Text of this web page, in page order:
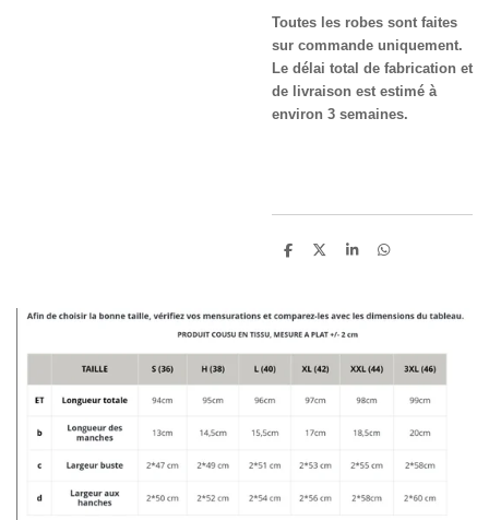
Toutes les robes sont faites
sur commande uniquement.
Le délai total de fabrication et
de livraison est estimé à
environ 3 semaines.
P
a
g
e
r
P
a
e
r
P
a
e
r
P
a
r